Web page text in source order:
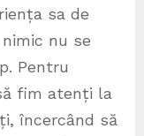
sa de
nu se
Pentru
fim atenți la
încercând să